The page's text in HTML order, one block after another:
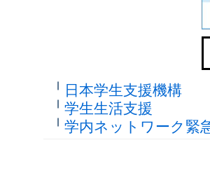
日本学生支援機構
学生生活支援
学内ネットワーク緊